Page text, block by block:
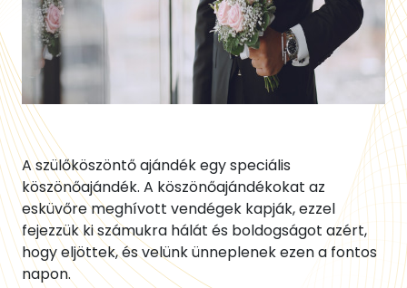
A szülőköszöntő ajándék egy speciális
köszönőajándék. A köszönőajándékokat az
esküvőre meghívott vendégek kapják, ezzel
fejezzük ki számukra hálát és boldogságot azért,
hogy eljöttek, és velünk ünneplenek ezen a fontos
napon.